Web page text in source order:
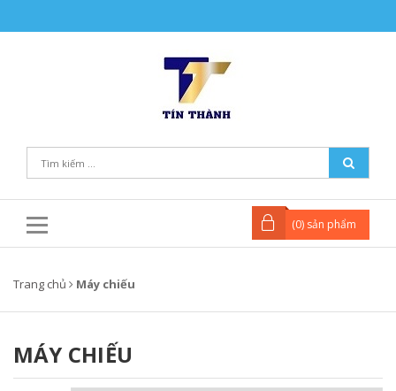
(0) sản phẩm
Trang chủ Máy chiếu
MÁY CHIẾU